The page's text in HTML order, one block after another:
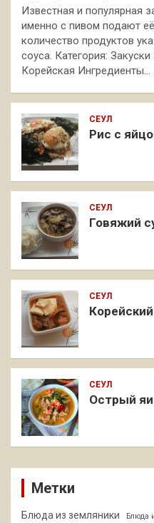
Известная и популярная
именно с пивом подают
количество продуктов
соуса. Категория:
Корейская Ингредиенты…
СЕУЛ
Рис с
СЕУЛ
Говяжий
СЕУЛ
СЕУЛ
Острый
Метки
Блюда из земляники Блюда